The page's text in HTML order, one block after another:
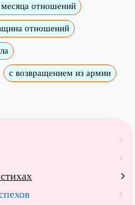
отношений
отношений
с возвращением из армии